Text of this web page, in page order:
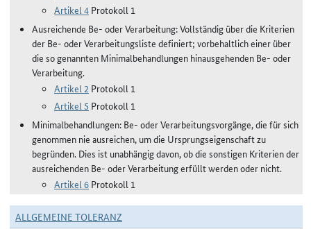
Artikel 4 Protokoll 1
Ausreichende Be- oder Verarbeitung: Vollständig über die Kriterien
der Be- oder Verarbeitungsliste definiert; vorbehaltlich einer über
die so genannten Minimalbehandlungen hinausgehenden Be- oder
Verarbeitung.
Artikel 2 Protokoll 1
Artikel 5 Protokoll 1
Minimalbehandlungen: Be- oder Verarbeitungsvorgänge, die für sich
genommen nie ausreichen, um die Ursprungseigenschaft zu
begründen. Dies ist unabhängig davon, ob die sonstigen Kriterien der
ausreichenden Be- oder Verarbeitung erfüllt werden oder nicht.
Artikel 6 Protokoll 1
ALLGEMEINE TOLERANZ